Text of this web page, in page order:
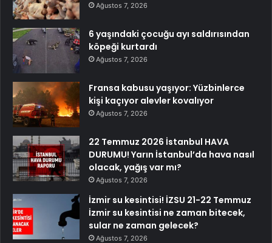
Ağustos 7, 2026
6 yaşındaki çocuğu ayı saldırısından
köpeği kurtardı
Ağustos 7, 2026
Fransa kabusu yaşıyor: Yüzbinlerce
kişi kaçıyor alevler kovalıyor
Ağustos 7, 2026
22 Temmuz 2026 İstanbul HAVA
DURUMU! Yarın İstanbul’da hava nasıl
olacak, yağış var mı?
Ağustos 7, 2026
İzmir su kesintisi! İZSU 21-22 Temmuz
İzmir su kesintisi ne zaman bitecek,
sular ne zaman gelecek?
Ağustos 7, 2026